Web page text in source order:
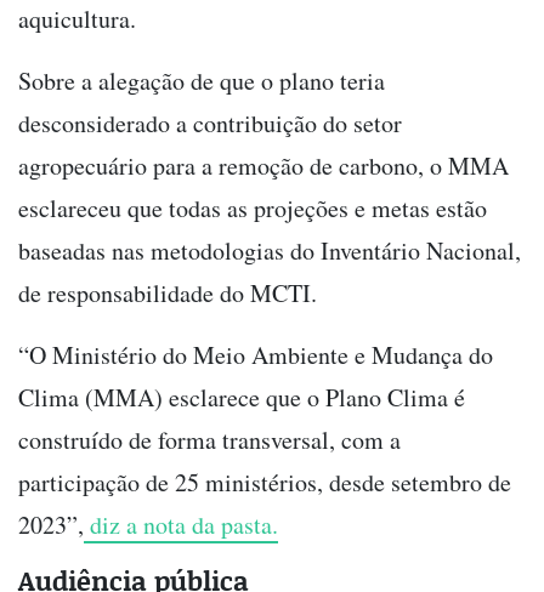
aquicultura.
Sobre a alegação de que o plano teria
desconsiderado a contribuição do setor
agropecuário para a remoção de carbono, o MMA
esclareceu que todas as projeções e metas estão
baseadas nas metodologias do Inventário Nacional,
de responsabilidade do MCTI.
“O Ministério do Meio Ambiente e Mudança do
Clima (MMA) esclarece que o Plano Clima é
construído de forma transversal, com a
participação de 25 ministérios, desde setembro de
2023”, diz a nota da pasta.
Audiência pública